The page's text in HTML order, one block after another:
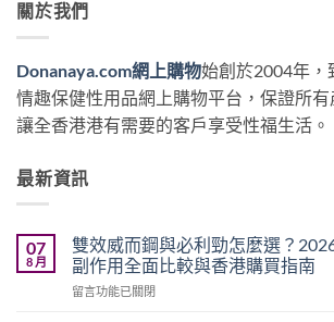
關於我們
Donanaya.com網上購物始創於2004年，
情趣保健性用品網上購物平台，保證所有
讓全香港港有需要的客戶享受性福生活。
最新資訊
07
8 月
雙效威而鋼與必利勁怎麼選？
副作用全面比較與香港購買指南
在
留言功能已關閉